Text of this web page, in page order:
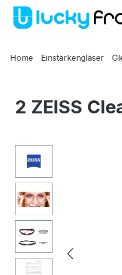
Hauptinhalt springen
Zur Suche springen
Zur Hauptnavigation
Home Einstärkengläser
2 ZEISS